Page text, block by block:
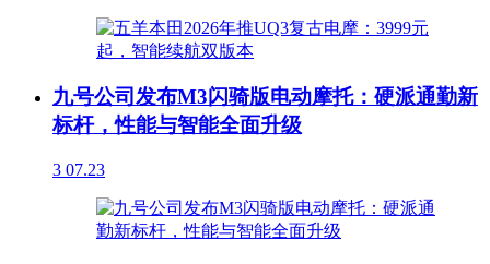
九号公司发布M3闪骑版电动摩托：硬派通勤新
标杆，性能与智能全面升级
3 07.23